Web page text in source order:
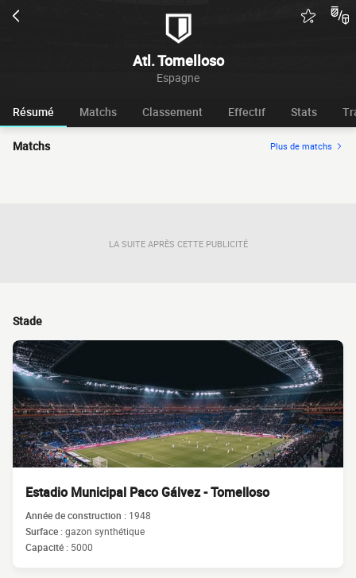
Atl. Tomelloso
Espagne
Résumé Matchs Classement Effectif Stats
Matchs Plus de matchs
LA SUITE APRÈS CETTE PUBLICITÉ
Stade
Estadio Municipal Paco Gálvez - Tomelloso
Année de construction : 1948
Surface :gazon synthétique
Capacité : 5000